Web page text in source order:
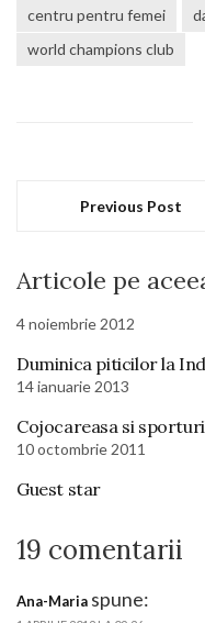
centru pentru femei
world champions club
Previous Post
Articole pe
4 noiembrie 2012
Duminica piticilor la
14 ianuarie 2013
Cojocareasa si
10 octombrie 2011
Guest star
19 comentarii
Ana-Maria spune: